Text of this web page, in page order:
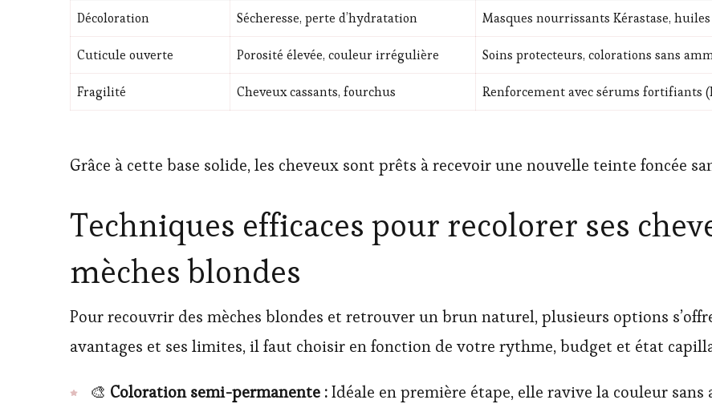
Décoloration Sécheresse, perte d’hydratation Masques nourrissants Kérastase,
Cuticule ouverte Porosité élevée, couleur irrégulière Soins protecteurs, colorations sans
Fragilité Cheveux cassants, fourchus Renforcement avec sérums fortifiants
Grâce à cette base solide, les cheveux sont prêts à recevoir une nouvelle teinte foncée
Techniques efficaces pour recolorer ses
mèches blondes
Pour recouvrir des mèches blondes et retrouver un brun naturel, plusieurs options
avantages et ses limites, il faut choisir en fonction de votre rythme, budget et état
🎨 Coloration semi-permanente :Idéale en première étape, elle ravive la couleur sans